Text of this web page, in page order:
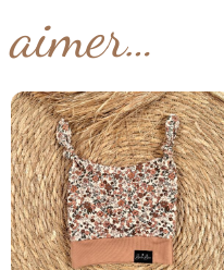
aimer…